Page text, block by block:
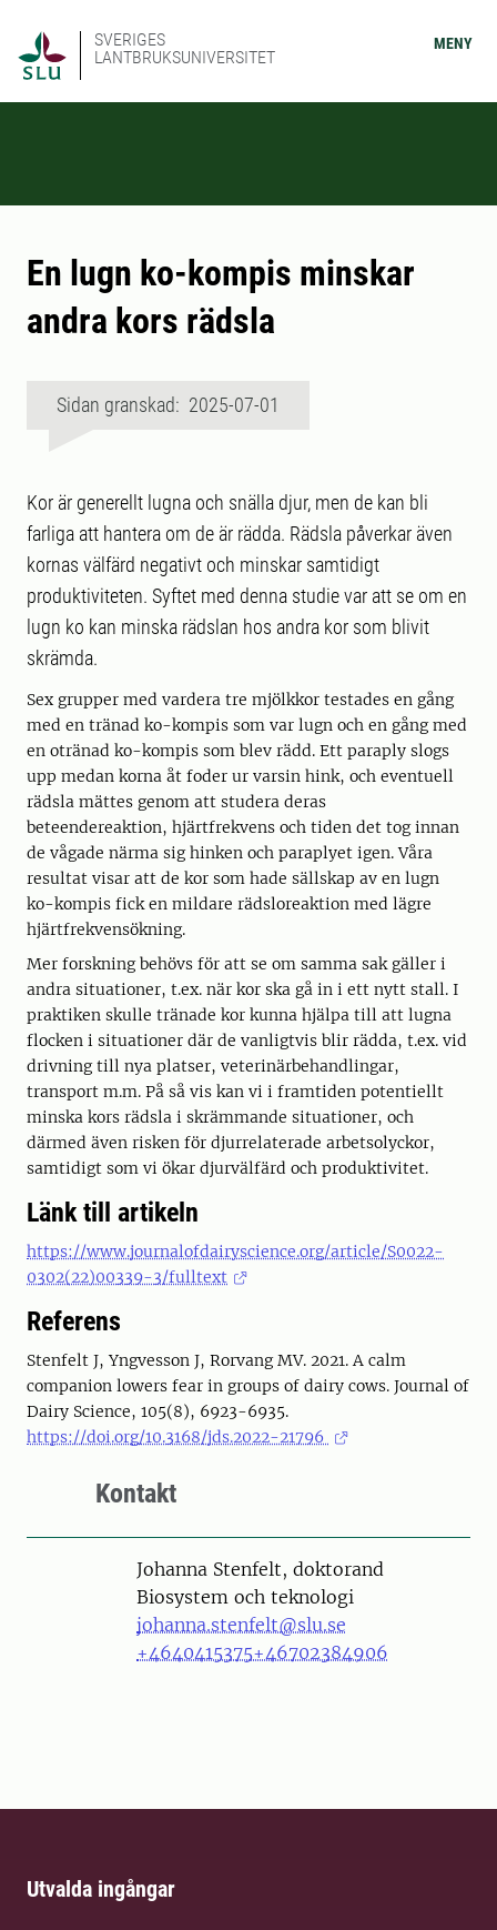
SVERIGES
LANTBRUKSUNIVERSITET
MENY
En lugn ko-kompis minskar
andra kors rädsla
Sidan granskad: 2025-07-01
Kor är generellt lugna och snälla djur, men de kan bli
farliga att hantera om de är rädda. Rädsla påverkar även
kornas välfärd negativt och minskar samtidigt
produktiviteten. Syftet med denna studie var att se om en
lugn ko kan minska rädslan hos andra kor som blivit
skrämda.
Sex grupper med vardera tre mjölkkor testades en gång
med en tränad ko-kompis som var lugn och en gång med
en otränad ko-kompis som blev rädd. Ett paraply slogs
upp medan korna åt foder ur varsin hink, och eventuell
rädsla mättes genom att studera deras
beteendereaktion, hjärtfrekvens och tiden det tog innan
de vågade närma sig hinken och paraplyet igen. Våra
resultat visar att de kor som hade sällskap av en lugn
ko-kompis fick en mildare rädsloreaktion med lägre
hjärtfrekvensökning.
Mer forskning behövs för att se om samma sak gäller i
andra situationer, t.ex. när kor ska gå in i ett nytt stall. I
praktiken skulle tränade kor kunna hjälpa till att lugna
flocken i situationer där de vanligtvis blir rädda, t.ex. vid
drivning till nya platser, veterinärbehandlingar,
transport m.m. På så vis kan vi i framtiden potentiellt
minska kors rädsla i skrämmande situationer, och
därmed även risken för djurrelaterade arbetsolyckor,
samtidigt som vi ökar djurvälfärd och produktivitet.
Länk till artikeln
https://www.journalofdairyscience.org/article/S0022-
0302(22)00339-3/fulltext
Referens
Stenfelt J, Yngvesson J, Rorvang MV. 2021. A calm
companion lowers fear in groups of dairy cows. Journal of
Dairy Science, 105(8), 6923-6935.
https://doi.org/10.3168/jds.2022-21796
Kontakt
PersonJohanna Stenfelt, doktorand
Biosystem och teknologi
johanna.stenfelt@slu.se
+4640415375+46702384906
Utvalda ingångar